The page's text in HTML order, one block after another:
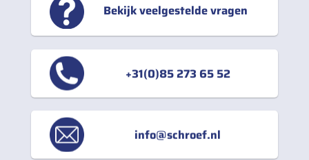
Bekijk veelgestelde vragen
+31(0)85 273 65 52
info@schroef.nl